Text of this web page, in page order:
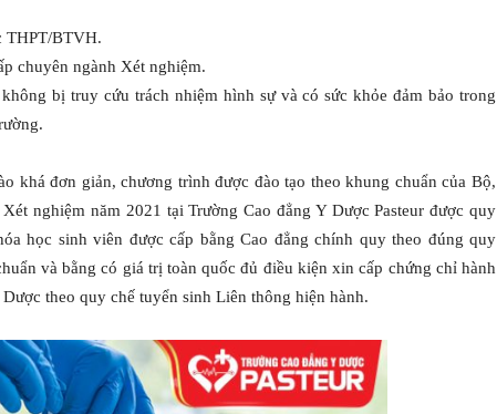
THPT/BTVH.
chuyên ngành Xét nghiệm.
bị truy cứu trách nhiệm hình sự và có sức khỏe đảm bảo trong
khá đơn giản, chương trình được đào tạo theo khung chuẩn của Bộ,
nghiệm năm 2021 tại Trường Cao đẳng Y Dược Pasteur được quy
học sinh viên được cấp bằng Cao đẳng chính quy theo đúng quy
và bằng có giá trị toàn quốc đủ điều kiện xin cấp chứng chỉ hành
theo quy chế tuyển sinh Liên thông hiện hành.